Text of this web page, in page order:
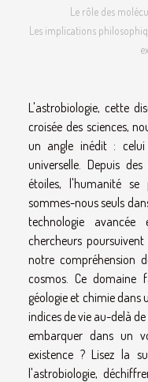
Le rôle des
Les implications
L'astrobiologie, cette
croisée des sciences,
un angle inédit :
universelle. Depuis
étoiles, l'humanité
sommes-nous seuls
technologie
chercheurs
notre compréhension
cosmos. Ce domaine
géologie et chimie
indices de vie au-delà
embarquer dans un
existence ? Lisez la
l'astrobiologie,